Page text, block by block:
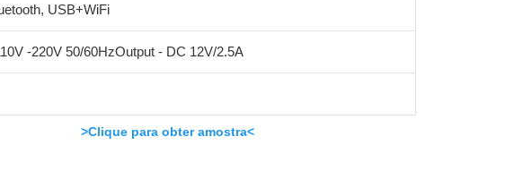
USB+WiFi
-220V 50/60HzOutput - DC 12V/2.5A
>Clique para obter amostra<